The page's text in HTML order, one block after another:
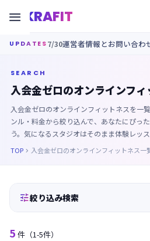
KRAFIT

UPDATES 7/30運営者情報とお問い合わ
SEARCH
入会金ゼロのオンラインフ
入会金ゼロのオンラインフィットネスを一
ンル・料金から絞り込んで、あなたにぴっ
う。気になるスタジオはそのまま体験レッ
TOP  入会金ゼロのオンラインフィットネス一
絞り込み検索
5 件 （1-5件）